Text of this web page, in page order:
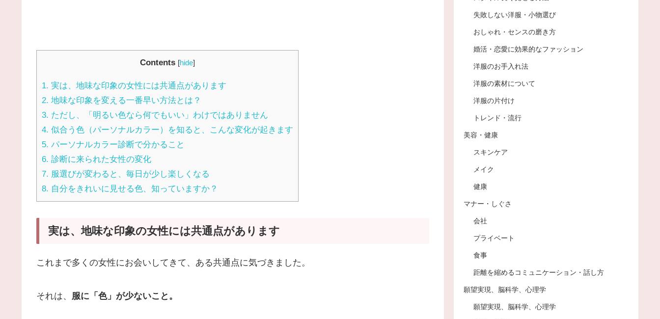
Contents [hide]
1. 実は、地味な印象の女性には共通点があります
2. 地味な印象を変える一番早い方法とは？
3. ただし、「明るい色なら何でもいい」わけではありません
4. 似合う色（パーソナルカラー）を知ると、こんな変化が起きます
5. パーソナルカラー診断で分かること
6. 診断に来られた女性の変化
7. 服選びが変わると、毎日が少し楽しくなる
8. 自分をきれいに見せる色、知っていますか？
実は、地味な印象の女性には共通点があります
これまで多くの女性にお会いしてきて、ある共通点に気づきました。
それは、 服に「色」が少ないこと。
失敗しない洋服・小物選び
おしゃれ・センスの磨き方
婚活・恋愛に効果的なファッション
洋服のお手入れ法
洋服の素材について
洋服の片付け
トレンド・流行
美容・健康
スキンケア
メイク
健康
マナー・しぐさ
会社
プライベート
食事
距離を縮めるコミュニケーション・話し方
願望実現、脳科学、心理学
願望実現、脳科学、心理学